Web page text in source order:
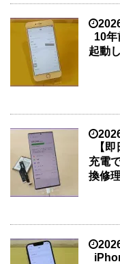
10
起動
【
充電
換修